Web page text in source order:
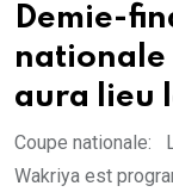
Demie-
nationale
aura lieu
Coupe nationale:
Wakriya est